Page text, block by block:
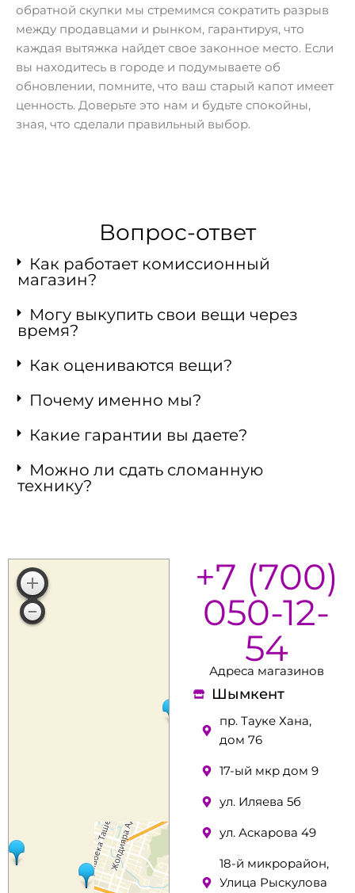
обратной скупки мы стремимся сократить разрыв
между продавцами и рынком, гарантируя, что
каждая вытяжка найдет свое законное место. Если
вы находитесь в городе и подумываете об
обновлении, помните, что ваш старый капот имеет
ценность. Доверьте это нам и будьте спокойны,
зная, что сделали правильный выбор.
Вопрос-ответ
Как работает комиссионный
магазин?
Могу выкупить свои вещи через
время?
Как оцениваются вещи?
Почему именно мы?
Какие гарантии вы даете?
Можно ли сдать сломанную
технику?
+7 (700)
050-12-
54
Адреса магазинов
Шымкент
пр. Тауке Хана,
дом 76
17-ый мкр дом 9
ул. Иляева 5б
ул. Аскарова 49
18-й микрорайон,
Улица Рыскулова